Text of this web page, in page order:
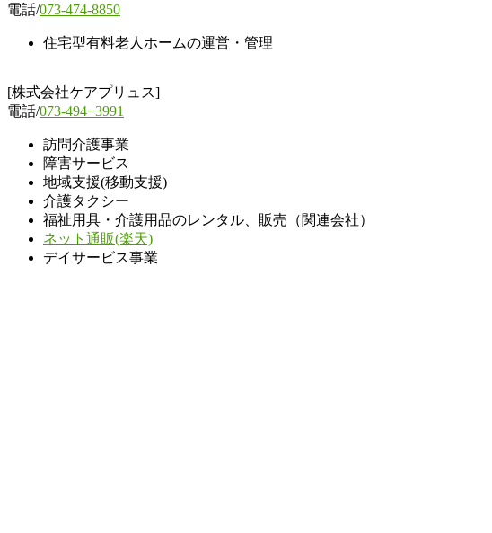
電話/073-474-8850
住宅型有料老人ホームの運営・管理
[株式会社ケアプリュス]
電話/073-494−3991
訪問介護事業
障害サービス
地域支援(移動支援)
介護タクシー
福祉用具・介護用品のレンタル、販売（関連会社）
ネット通販(楽天)
デイサービス事業